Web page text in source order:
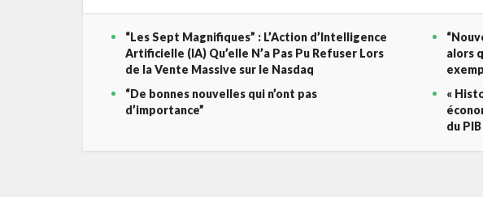
“Les Sept Magnifiques” : L’Action d’Intelligence
Artificielle (IA) Qu’elle N’a Pas Pu Refuser Lors
de la Vente Massive sur le Nasdaq
alors
“De bonnes nouvelles qui n’ont pas
d’importance”
«
du